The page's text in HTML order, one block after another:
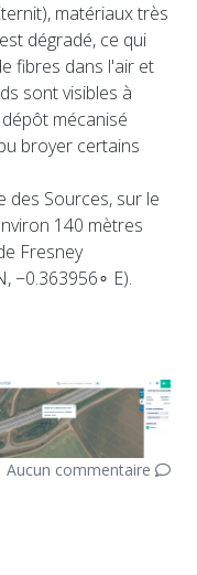
matériaux très
dégradé, ce qui
fibres dans l'air et
sont visibles à
mécanisé
broyer certains
des Sources, sur le
140 mètres
Fresney
−0.363956∘ E).
Aucun commentaire